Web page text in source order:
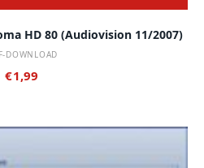
HD 80 (audiovision 11/2007)
DOWNLOAD
€1,99